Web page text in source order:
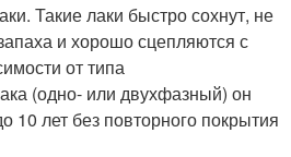
Такие лаки быстро сохнут, не
и хорошо сцепляются с
от типа
(одно- или двухфазный) он
10 лет без повторного покрытия